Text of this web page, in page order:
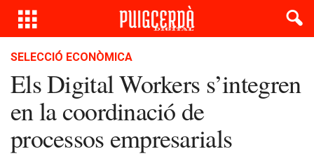
SELECCIÓ ECONÒMICA
Els Digital Workers s’integren
en la coordinació de
processos empresarials